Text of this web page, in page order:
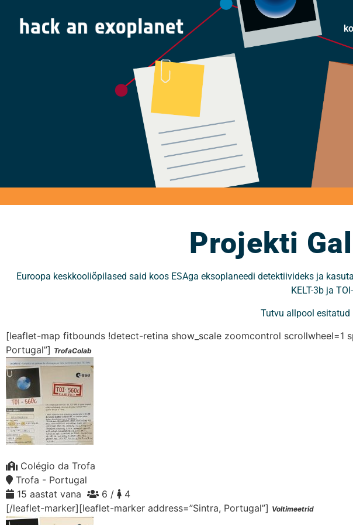
Projekti
Euroopa keskkooliõpilased said koos ESAga eksoplaneedi detektiivideks ja
KELT-3b ja
Tutvu allpool esitatud
[leaflet-map fitbounds !detect-retina show_scale zoomcontrol scrollwheel=1
Portugal”] TrofaColab
Colégio da Trofa
Trofa - Portugal
15 aastat vana
6 /
4
[/leaflet-marker][leaflet-marker address=”Sintra, Portugal”] Voltimeetrid